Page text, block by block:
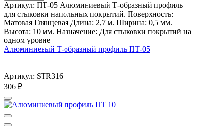
Артикул: ПТ-05 Алюминиевый Т-образный профиль
для стыковки напольных покрытий. Поверхность:
Матовая Глянцевая Длина: 2,7 м. Ширина: 0,5 мм.
Высота: 10 мм. Назначение: Для стыковки покрытий на
одном уровне
Алюминиевый Т-образный профиль ПТ-05
Артикул: STR316
306 ₽